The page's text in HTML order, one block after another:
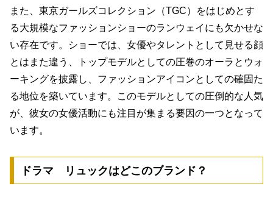
また、東京ガールズコレクション（TGC）をはじめとす
る大規模なファッションショーのランウェイにも欠かせな
い存在です。ショーでは、女優やタレントとして見せる顔
とはまた違う、トップモデルとしての圧巻のオーラとウォ
ーキングを披露し、 ファッションアイコンとしての確固た
る地位を築いています。このモデルとしての圧倒的な人気
が、彼女の女優活動にも注目が集まる要因の一つとなって
います。
ドラマ リュックはどこのブランド？